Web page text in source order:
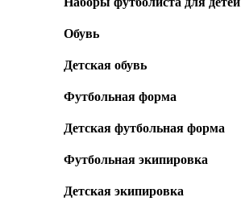
Обувь
Детская обувь
Футбольная форма
Детская футбольная форма
Футбольная экипировка
Детская экипировка